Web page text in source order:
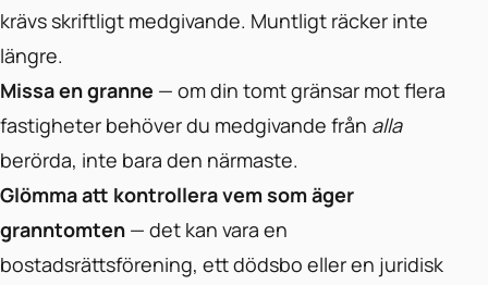
krävs skriftligt medgivande. Muntligt räcker inte
längre.
Missa en granne — om din tomt gränsar mot flera
fastigheter behöver du medgivande från alla
berörda, inte bara den närmaste.
Glömma att kontrollera vem som äger
granntomten — det kan vara en
bostadsrättsförening, ett dödsbo eller en juridisk